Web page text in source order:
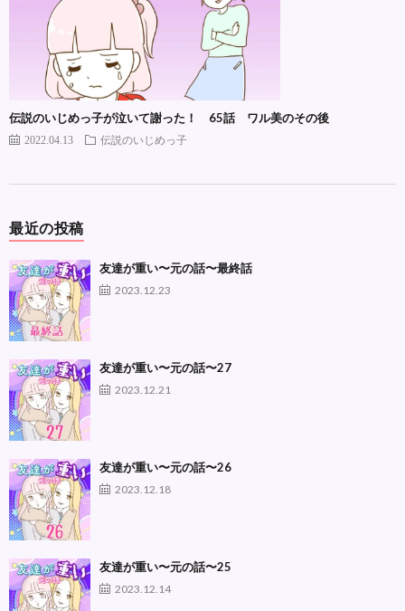
伝説のいじめっ子が泣いて謝った！ 65話 ワル美のその後
2022.04.13 伝説のいじめっ子
最近の投稿
友達が重い〜元の話〜最終話
2023.12.23
友達が重い〜元の話〜27
2023.12.21
友達が重い〜元の話〜26
2023.12.18
友達が重い〜元の話〜25
2023.12.14